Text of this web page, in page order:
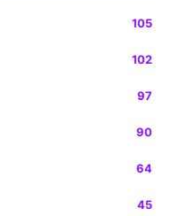
105
102
97
90
64
45